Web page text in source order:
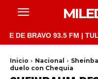
BRAVO 93.5 FM |
Inicio Nacional
duelo con Chequia